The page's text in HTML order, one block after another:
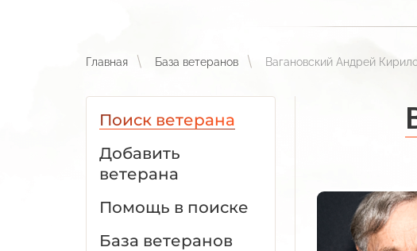
Главная База ветеранов Вагановский Андрей
Поиск ветерана
Добавить
ветерана
Помощь в поиске
База ветеранов